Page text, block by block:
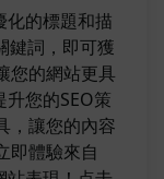
化的標題和描
鍵詞，即可獲
您的網站更具
您的SEO策
，讓您的內容
即體驗來自